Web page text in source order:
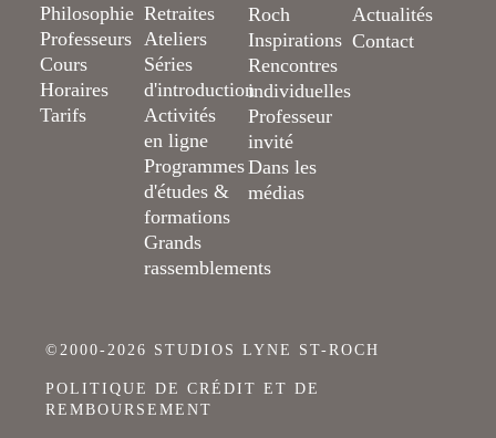
Philosophie
Professeurs
Cours
Horaires
Tarifs
Retraites
Ateliers
Séries
d'introduction
Activités
en ligne
Programmes
d'études &
formations
Grands
rassemblements
Roch
Inspirations
Rencontres
individuelles
Professeur
invité
Dans les
médias
Actualités
Contact
©2000-2026 STUDIOS LYNE ST-ROCH
POLITIQUE DE CRÉDIT ET DE
REMBOURSEMENT